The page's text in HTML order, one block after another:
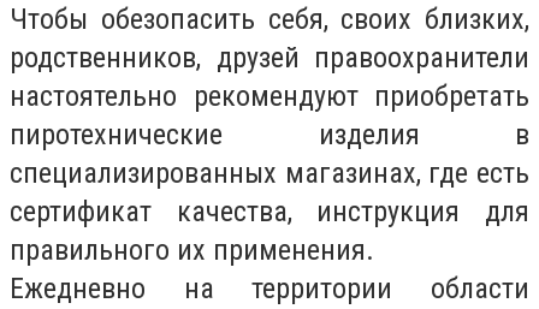
Чтобы обезопасить себя, своих близких,
родственников, друзей правоохранители
настоятельно рекомендуют приобретать
пиротехнические изделия в
специализированных магазинах, где есть
сертификат качества, инструкция для
правильного их применения.
Ежедневно на территории области